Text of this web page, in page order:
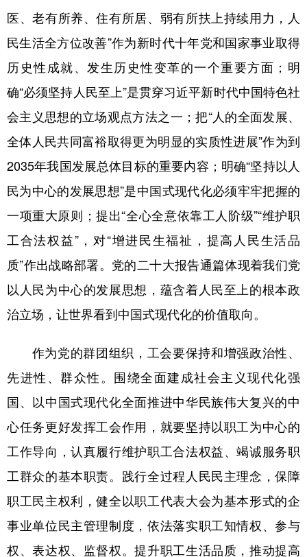
医、老有所养、住有所居、弱有所扶上持续用力，人
民生活全方位改善”作为新时代十年党和国家事业取得
历史性成就、发生历史性变革的一个重要方面；明
确“必须坚持人民至上”是贯穿习近平新时代中国特色社
会主义思想的立场观点方法之一；把“人的全面发展、
全体人民共同富裕取得更为明显的实质性进展”作为到
2035年我国发展总体目标的重要内容；明确“坚持以人
民为中心的发展思想”是中国式现代化必须牢牢把握的
一项重大原则；提出“全心全意依靠工人阶级”“维护职
工合法权益”，对“增进民生福祉，提高人民生活品
质”作出战略部署。党的二十大报告通篇体现着我们党
以人民为中心的发展思想，蕴含着人民至上的根本政
治立场，让世界看到中国式现代化的价值取向。
作为党的群团组织，工会要保持和增强政治性、
先进性、群众性。围绕全面建成社会主义现代化强
国、以中国式现代化全面推进中华民族伟大复兴的中
心任务更好发挥工会作用，就要坚持以职工为中心的
工作导向，认真履行维护职工合法权益、竭诚服务职
工群众的基本职责。践行全过程人民民主理念，保障
职工民主权利，健全以职工代表大会为基本形式的企
事业单位民主管理制度，依法落实职工知情权、参与
权、表达权、监督权。提升职工生活品质，推动提高